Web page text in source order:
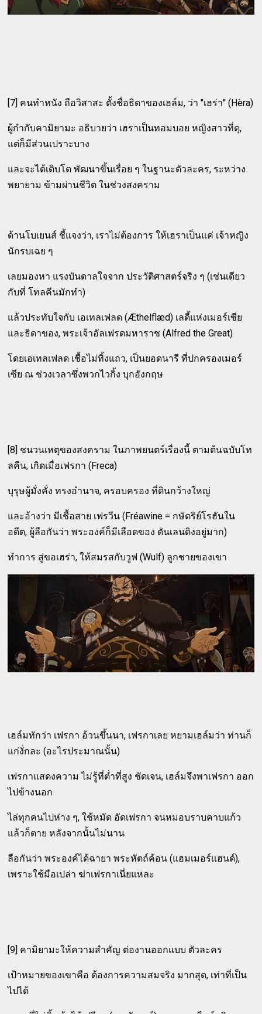
[7] คนทำหนัง ถือวิสาสะ ตั้งชื่อธิดาของเฮล์ม, ว่า "เฮร่า" (Hèra)
ผู้กำกับคามิยามะ อธิบายว่า เฮราเป็นทอมบอย หญิงสาวที่ดุ,
แต่ก็มีส่วนเปราะบาง
และจะได้เติบโต พัฒนาขึ้นเรื่อย ๆ ในฐานะตัวละคร, ระหว่าง
พยายาม ข้ามผ่านชีวิต ในช่วงสงคราม
ด้านโบเยนส์ ชี้แจงว่า, เราไม่ต้องการ ให้เฮราเป็นแค่ เจ้าหญิง
นักรบเฉย ๆ
เลยมองหา แรงบันดาลใจจาก ประวัติศาสตร์จริง ๆ (เช่นเดียว
กับที่ โทลคีนมักทำ)
แล้วประทับใจกับ เอเทลเฟลด (Æthelflæd) เลดี้แห่งเมอร์เซีย
และธิดาของ, พระเจ้าอัลเฟรดมหาราช (Alfred the Great)
โดยเอเทลเฟลด เชื้อไม่ทิ้งแถว, เป็นยอดนารี ที่ปกครองเมอร์
เซีย ณ ช่วงเวลาซึ่งพวกไวกิ้ง บุกอังกฤษ
[8] ชนวนเหตุของสงคราม ในภาพยนตร์เรื่องนี้ ตามต้นฉบับโท
ลคีน, เกิดเมื่อเฟรกา (Freca)
บุรุษผู้มั่งคั่ง ทรงอำนาจ, ครอบครอง ที่ดินกว้างใหญ่
และอ้างว่า มีเชื้อสาย เฟรวีน (Fréawine = กษัตริย์โรฮันใน
อดีต, ผู้ลือกันว่า พระองค์ก็มีเลือดของ ดันเลนดิงอยู่มาก)
ทำการ สู่ขอเฮร่า, ให้สมรสกับวูฟ (Wulf) ลูกชายของเขา
เฮล์มทักว่า เฟรกา อ้วนขึ้นนา, เฟรกาเลย หยามเฮล์มว่า ท่านก็
แก่งั่กละ (อะไรประมาณนั้น)
เฟรกาแสดงความ ไม่รู้ที่ต่ำที่สูง ชัดเจน, เฮล์มจึงพาเฟรกา ออก
ไปข้างนอก
ไล่ทุกคนไปห่าง ๆ, ใช้หมัด อัดเฟรกา จนหมอบราบคาบแก้ว
แล้วก็ตาย หลังจากนั้นไม่นาน
ลือกันว่า พระองค์ได้ฉายา พระหัตถ์ค้อน (แฮมเมอร์แฮนด์),
เพราะใช้มือเปล่า ฆ่าเฟรกาเนี่ยแหละ
[9] คามิยามะให้ความสำคัญ ต่องานออกแบบ ตัวละคร
เป้าหมายของเขาคือ ต้องการความสมจริง มากสุด, เท่าที่เป็น
ไปได้